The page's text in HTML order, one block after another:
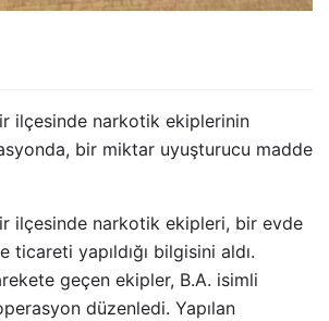
ilçesinde narkotik ekiplerinin
bir miktar uyuşturucu madde
ilçesinde narkotik ekipleri, bir evde
ticareti yapıldığı bilgisini aldı.
geçen ekipler, B.A. isimli
düzenledi. Yapılan